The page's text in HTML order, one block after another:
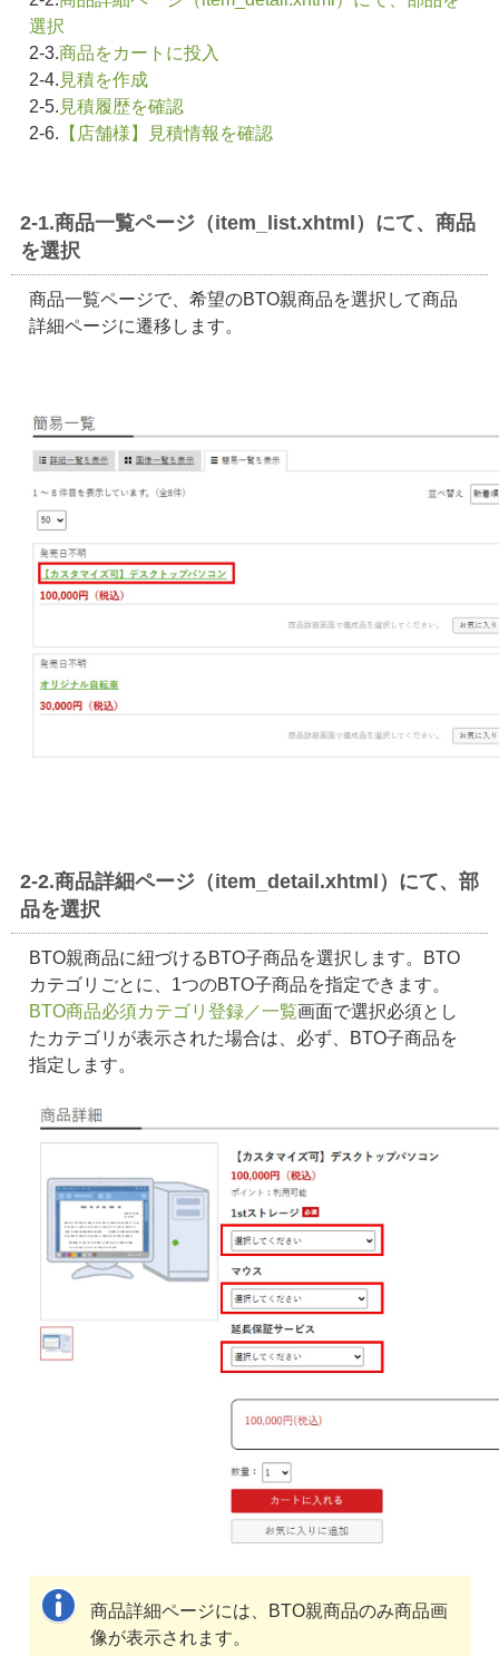
選択
2-3.商品をカートに投入
2-4. 見積を作成
2-5. 見積履歴を確認
2-6. 【店舗様】見積情報を確認
2-1.商品一覧ページ（item_list.xhtml）にて、商品
を選択
商品一覧ページで、希望のBTO親商品を選択して商品
詳細ページに遷移します。
2-2.商品詳細ページ（item_detail.xhtml）にて、部
品を選択
BTO親商品に紐づけるBTO子商品を選択します。BTO
カテゴリごとに、1つのBTO子商品を指定できます。
BTO商品必須カテゴリ登録／一覧画面で選択必須とし
たカテゴリが表示された場合は、必ず、BTO子商品を
指定します。
商品詳細ページには、BTO親商品のみ商品画
像が表示されます。